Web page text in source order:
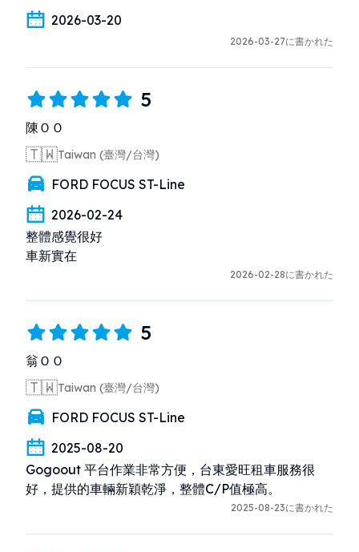
2026-03-20
2026-03-27に書かれた
5
陳ＯＯ
🇹🇼Taiwan (臺灣/台灣)
FORD FOCUS ST-Line
2026-02-24
整體感覺很好
車新實在
2026-02-28に書かれた
5
翁ＯＯ
🇹🇼Taiwan (臺灣/台灣)
FORD FOCUS ST-Line
2025-08-20
Gogoout 平台作業非常方便，台東愛旺租車服務很
好，提供的車輛新穎乾淨，整體C/P值極高。
2025-08-23に書かれた